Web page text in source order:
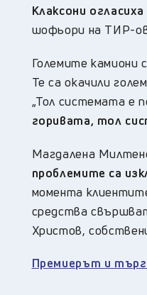
Клаксони
шофьори на ТИР-
Големите камиони
Те са окачили
„Тол системата е
горивата, тол
Магдалена
проблемите са
момента
средства
Христов,
Премиерът и